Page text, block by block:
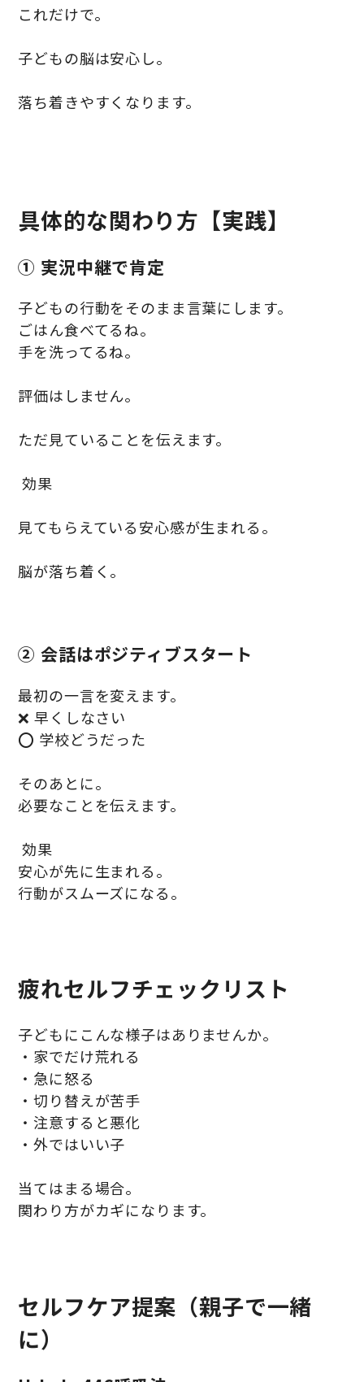
これだけで。
子どもの脳は安心し。
落ち着きやすくなります。
具体的な関わり方【実践】
① 実況中継で肯定
子どもの行動をそのまま言葉にします。
ごはん食べてるね。
手を洗ってるね。
評価はしません。
ただ見ていることを伝えます。
効果
見てもらえている安心感が生まれる。
脳が落ち着く。
② 会話はポジティブスタート
最初の一言を変えます。
❌ 早くしなさい
⭕ 学校どうだった
そのあとに。
必要なことを伝えます。
効果
安心が先に生まれる。
行動がスムーズになる。
疲れセルフチェックリスト
子どもにこんな様子はありませんか。
・家でだけ荒れる
・急に怒る
・切り替えが苦手
・注意すると悪化
・外ではいい子
当てはまる場合。
関わり方がカギになります。
セルフケア提案（親子で一緒
に）